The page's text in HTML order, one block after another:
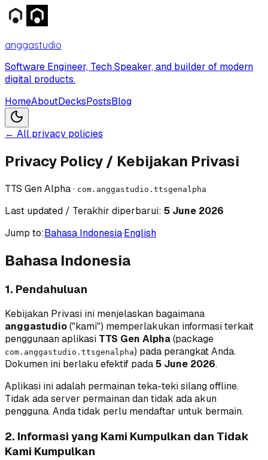
anggastudio
Software Engineer, Tech Speaker, and builder of modern
digital products.
HomeAboutDecksPostsBlog
← All privacy policies
Privacy Policy / Kebijakan Privasi
TTS Gen Alpha· com.anggastudio.ttsgenalpha
Last updated / Terakhir diperbarui: 5 June 2026
Jump to:Bahasa Indonesia·English
Bahasa Indonesia
1. Pendahuluan
Kebijakan Privasi ini menjelaskan bagaimana
anggastudio("kami") memperlakukan informasi terkait
penggunaan aplikasi TTS Gen Alpha(package
com.anggastudio.ttsgenalpha) pada perangkat Anda.
Dokumen ini berlaku efektif pada5 June 2026.
Aplikasi ini adalah permainan teka-teki silang offline.
Tidak ada server permainan dan tidak ada akun
pengguna. Anda tidak perlu mendaftar untuk bermain.
2. Informasi yang Kami Kumpulkan dan Tidak
Kami Kumpulkan